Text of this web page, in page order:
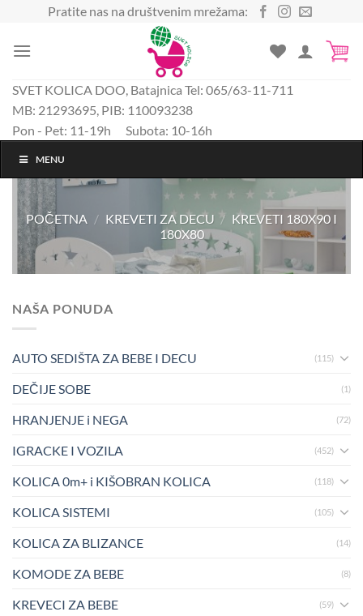
sadržaj
Pratite nas na društvenim mrežama:
SVET KOLICA DOO, Batajnica Tel: 065/63-11-711
MB: 21293695, PIB: 110093238
Pon - Pet: 11-19h Subota: 10-16h
MENU
POČETNA / KREVETI ZA DECU / KREVETI 180X90 I
180X80
NAŠA PONUDA
AUTO SEDIŠTA ZA BEBE I DECU (115)
DEČIJE SOBE (1)
HRANJENJE i NEGA (72)
IGRACKE I VOZILA (452)
KOLICA 0m+ i KIŠOBRAN KOLICA (118)
KOLICA SISTEMI (105)
KOLICA ZA BLIZANCE (14)
KOMODE ZA BEBE (8)
KREVECI ZA BEBE (59)